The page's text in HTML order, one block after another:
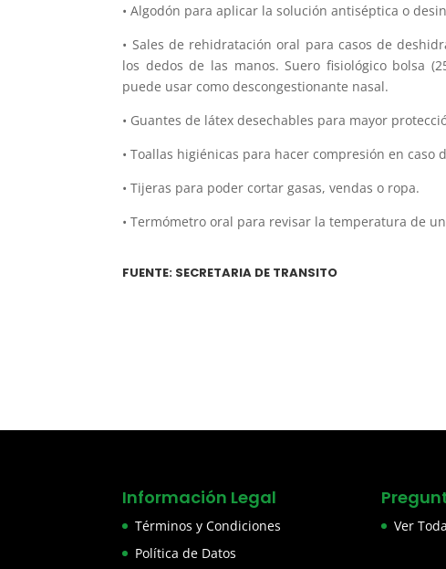
• Algodón para aplicar la solución antiséptica o
• Sales de rehidratación oral para casos de
los dedos de las manos. Suero fisiológico bolsa
puede usar como descongestionante nasal.
• Guantes de látex desechables para mayor
• Toallas higiénicas para hacer compresión en
• Tijeras para poder cortar gasas, vendas o ropa.
• Termómetro oral para revisar la temperatura de
FUENTE: SECRETARIA DE TRANSITO
Información Legal
Términos y Condiciones
Política de Datos
Ver